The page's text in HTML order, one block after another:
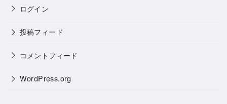
ログイン
投稿フィード
コメントフィード
WordPress.org